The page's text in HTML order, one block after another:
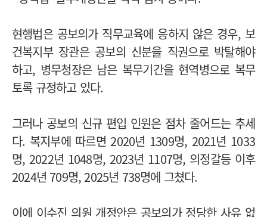
현행법은 공보의가 직무교육에 응하지 않은 경우, 보
건복지부 장관은 공보의 신분을 직권으로 박탈해야
하고, 병무청장은 남은 복무기간을 현역병으로 복무
토록 규정하고 있다.
그러나 공보의 신규 편입 인원은 점차 줄어드는 추세
다. 복지부에 따르면 2020년 1309명, 2021년 1033
명, 2022년 1048명, 2023년 1107명, 의정갈등 이후
2024년 709명, 2025년 738명에 그쳤다.
이에 이수진 의원 개정안은 공보의가 정당한 사유 없